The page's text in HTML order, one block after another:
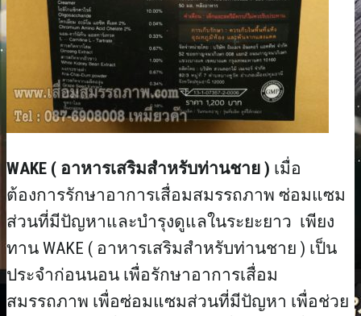
WAKE ( อาหารเสริมสำหรับท่านชาย ) เมื่อ
ต้องการรักษาอาการเสื่อมสมรรถภาพ ซ่อมแซม
ส่วนที่มีปัญหาและบำรุงดูแลในระยะยาว เพียง
ทาน WAKE ( อาหารเสริมสำหรับท่านชาย ) เป็น
ประจำก่อนนอน เพื่อรักษาอาการเสื่อม
สมรรถภาพ เพื่อซ่อมแซมส่วนที่มีปัญหา เพื่อช่วย